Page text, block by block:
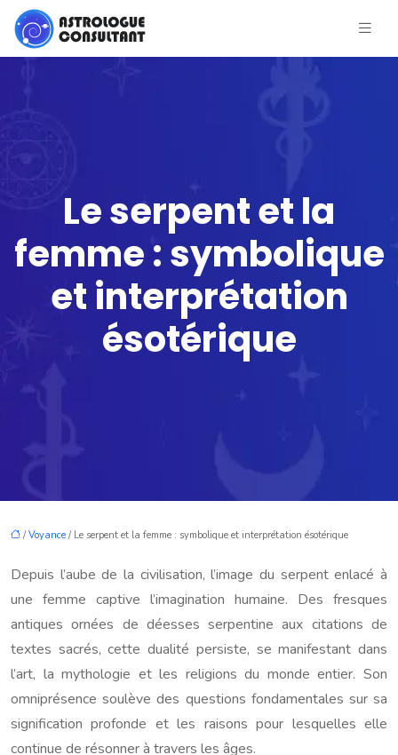
Le serpent et la
femme : symbolique
et interprétation
ésotérique
/Voyance / Le serpent et la femme : symbolique et interprétation ésotérique
Depuis l’aube de la civilisation, l’image du serpent enlacé à
une femme captive l’imagination humaine. Des fresques
antiques ornées de déesses serpentine aux citations de
textes sacrés, cette dualité persiste, se manifestant dans
l’art, la mythologie et les religions du monde entier. Son
omniprésence soulève des questions fondamentales sur sa
signification profonde et les raisons pour lesquelles elle
continue de résonner à travers les âges.